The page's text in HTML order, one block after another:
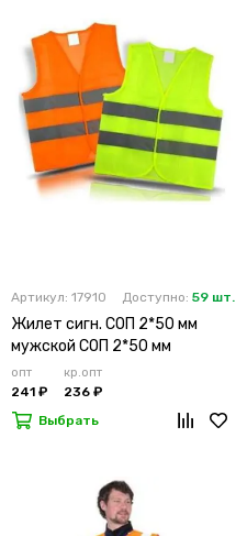
Артикул: 17910 Доступно: 59 шт.
Жилет сигн. СОП 2*50 мм
мужской СОП 2*50 мм
опт
241 ₽
кр.опт
236 ₽
Выбрать